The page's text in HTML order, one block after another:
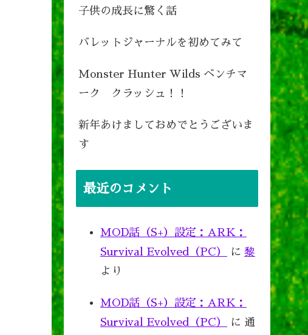
子供の成長に驚く話
バレットジャーナルを初めてみて
Monster Hunter Wilds ベンチマ
ーク クラッシュ！！
新年あけましておめでとうございま
す
最近のコメント
MOD話（S+）設定：ARK：
Survival Evolved（PC）
に 黎
より
MOD話（S+）設定：ARK：
Survival Evolved（PC）
に 通